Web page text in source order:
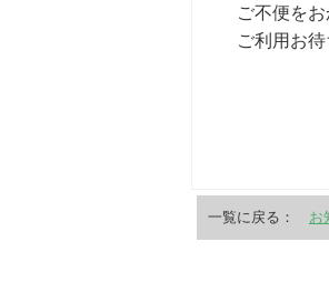
ご不便を
ご利用お待
一覧に戻る： お